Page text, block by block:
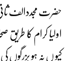
حضرت مجددالف
اولیا کرام کا طریق
کیو ں نہ ہو